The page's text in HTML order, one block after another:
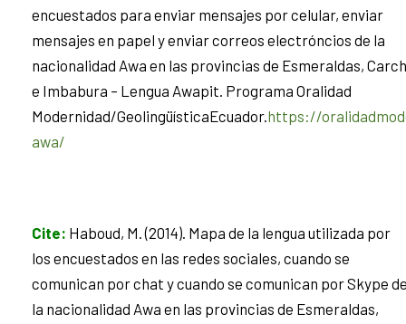
encuestados para enviar mensajes por celular, enviar
mensajes en papel y enviar correos electróncios de la
nacionalidad Awa en las provincias de Esmeraldas,
e Imbabura – Lengua Awapit. Programa Oralidad
Modernidad/GeolingüísticaEcuador. https://
awa/
Cite: Haboud, M. (2014). Mapa de la lengua utilizada por
los encuestados en las redes sociales, cuando se
comunican por chat y cuando se comunican por Skype
la nacionalidad Awa en las provincias de Esmeraldas,